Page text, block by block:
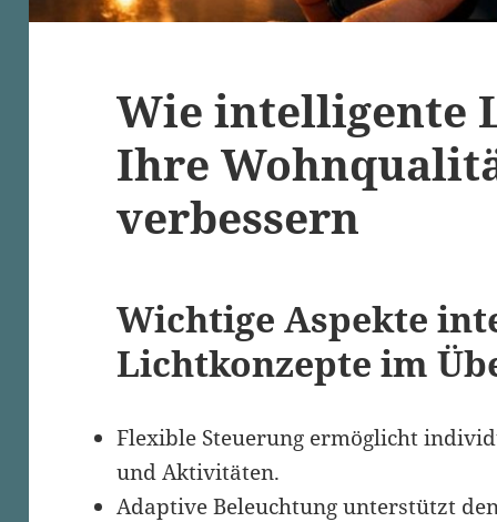
Wie intelligente
Ihre
verbessern
Wichtige Aspekte
Lichtkonzepte im
Flexible Steuerung ermöglicht
und Aktivitäten.
Adaptive Beleuchtung unterstützt